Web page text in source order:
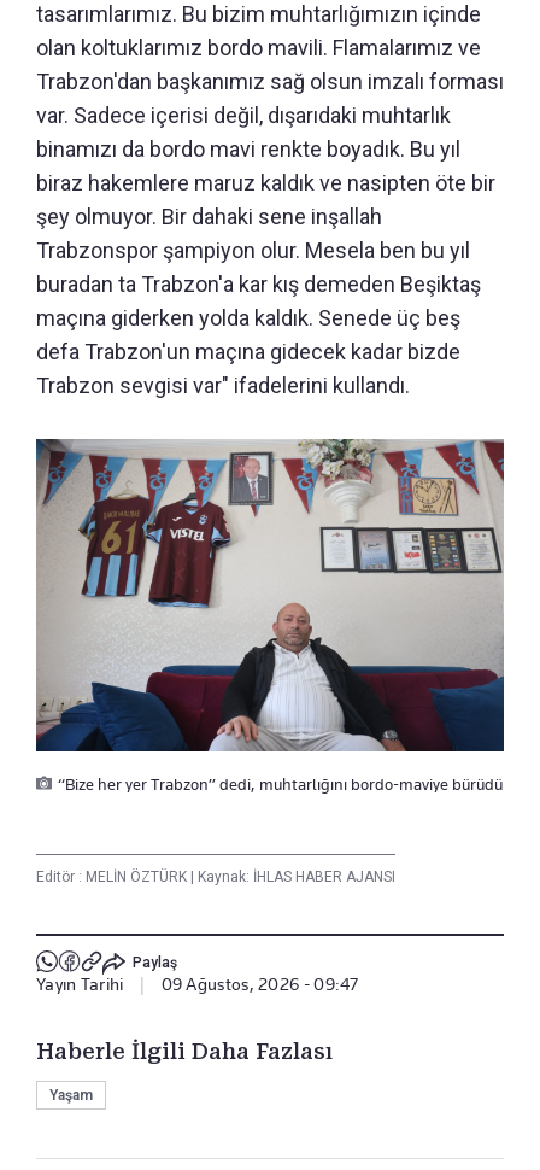
tasarımlarımız. Bu bizim muhtarlığımızın içinde
olan koltuklarımız bordo mavili. Flamalarımız ve
Trabzon'dan başkanımız sağ olsun imzalı forması
var. Sadece içerisi değil, dışarıdaki muhtarlık
binamızı da bordo mavi renkte boyadık. Bu yıl
biraz hakemlere maruz kaldık ve nasipten öte bir
şey olmuyor. Bir dahaki sene inşallah
Trabzonspor şampiyon olur. Mesela ben bu yıl
buradan ta Trabzon'a kar kış demeden Beşiktaş
maçına giderken yolda kaldık. Senede üç beş
defa Trabzon'un maçına gidecek kadar bizde
Trabzon sevgisi var" ifadelerini kullandı.
“Bize her yer Trabzon” dedi, muhtarlığını bordo-maviye bürüdü
Editör : MELİN ÖZTÜRK | Kaynak: İHLAS HABER AJANSI
Paylaş
Yayın Tarihi 09 Ağustos, 2026 - 09:47
Haberle İlgili Daha Fazlası
Yaşam